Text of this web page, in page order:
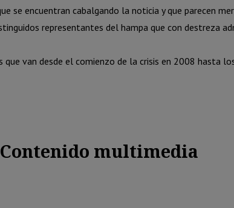
se encuentran cabalgando la noticia y que parecen
representantes del hampa que con destreza
que van desde el comienzo de la crisis en 2008 hasta
Contenido multimedia